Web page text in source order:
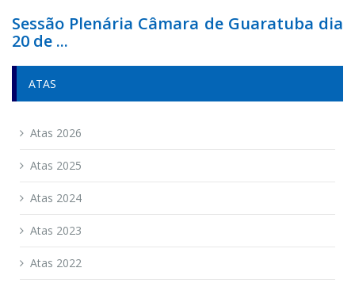
Sessão Plenária Câmara de Guaratuba dia
20 de ...
ATAS
Atas 2026
Atas 2025
Atas 2024
Atas 2023
Atas 2022